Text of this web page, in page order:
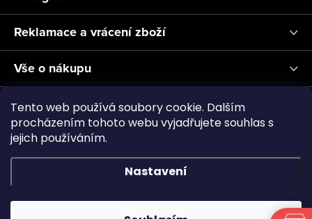
Tento web používá soubory cookie. Dalším
procházením tohoto webu vyjadřujete souhlas s
jejich používáním.
Nastavení
Reklamace a vrácení zboží
Vše o nákupu
Informace pro Vás
Realizace a servis akvárií ↗
Copyright 2026Aquascape.cz. Všechna práva vyhrazena.